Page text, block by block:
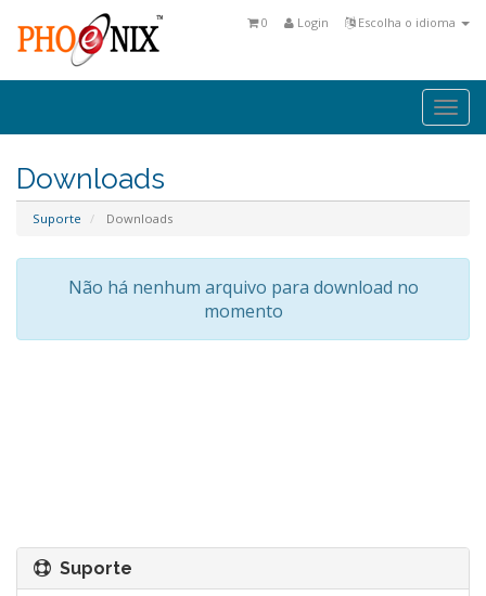
Escolha o idioma
Login
0
Downloads
Suporte Downloads
Não há nenhum arquivo para download no
momento
Suporte